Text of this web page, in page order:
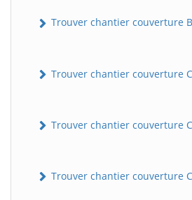
Trouver chantier couverture
Trouver chantier couverture
Trouver chantier couverture
Trouver chantier couverture